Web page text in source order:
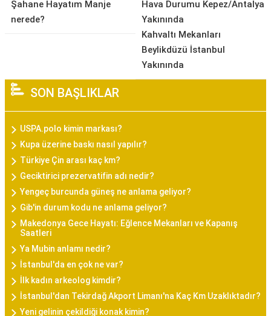
Şahane Hayatım Manje
nerede?
Hava Durumu Kepez/Antalya
Yakınında
Kahvaltı Mekanları
Beylikdüzü İstanbul
Yakınında
SON BAŞLIKLAR
USPA.polo kimin markası?
Kupa üzerine baskı nasıl yapılır?
Türkiye Çin arası kaç km?
Geciktirici prezervatifin adı nedir?
Yengeç burcunda güneş ne anlama geliyor?
Gib'in durum kodu ne anlama geliyor?
Makedonya Gece Hayatı: Eğlence Mekanları ve Kapanış
Saatleri
Ya Mubin anlamı nedir?
İstanbul'da en çok ne var?
İlk kadın arkeolog kimdir?
İstanbul'dan Tekirdağ Akport Limanı'na Kaç Km Uzaklıktadır?
Yeni gelinin çekildiği konak kimin?